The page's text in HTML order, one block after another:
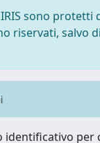
sono protetti
riservati, salvo
identificativo per